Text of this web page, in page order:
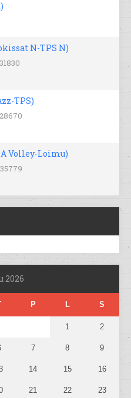
N-TPS N)
31830
TPS)
28670
Volley-Loimu)
35779
2026
P L S
1 2
7 8 9
14 15 16
21 22 23